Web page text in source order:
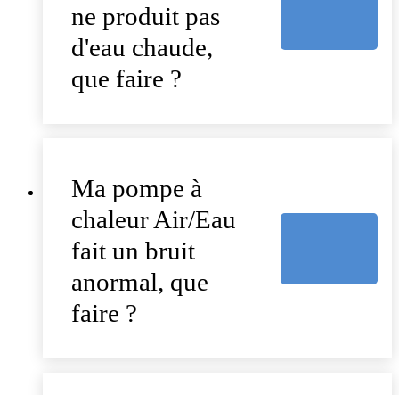
ne produit pas
d'eau chaude,
que faire ?
Ma pompe à
chaleur Air/Eau
fait un bruit
anormal, que
faire ?